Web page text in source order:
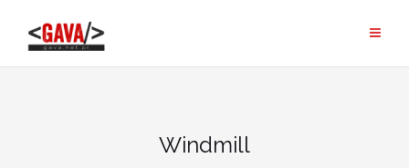
content
Windmill